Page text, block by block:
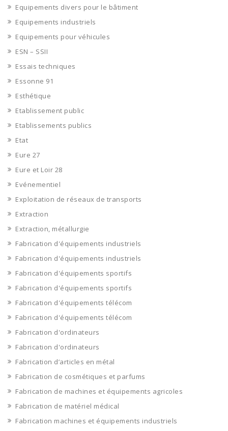
Equipements divers pour le bâtiment
Equipements industriels
Equipements pour véhicules
ESN – SSII
Essais techniques
Essonne 91
Esthétique
Etablissement public
Etablissements publics
Etat
Eure 27
Eure et Loir 28
Evénementiel
Exploitation de réseaux de transports
Extraction
Extraction, métallurgie
Fabrication d'équipements industriels
Fabrication d'équipements industriels
Fabrication d'équipements sportifs
Fabrication d'équipements sportifs
Fabrication d'équipements télécom
Fabrication d'équipements télécom
Fabrication d'ordinateurs
Fabrication d'ordinateurs
Fabrication d’articles en métal
Fabrication de cosmétiques et parfums
Fabrication de machines et équipements agricoles
Fabrication de matériel médical
Fabrication machines et équipements industriels